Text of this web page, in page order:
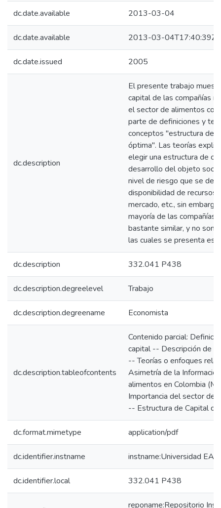
dc.date.available 2013-03-04
dc.date.available 2013-03-04T17:40:39Z
dc.date.issued 2005
dc.description
El presente trabajo
capital de las compañías
el sector de alimentos
parte de definiciones y
conceptos "estructura de
óptima". Las teorías
elegir una estructura de
desarrollo del objeto
nivel de riesgo que se
disponibilidad de recursos
mercado, etc., sin
mayoría de las compañías
bastante similar, y no son
las cuales se presenta
dc.description 332.041 P438
dc.description.degreelevel Trabajo
dc.description.degreename Economista
dc.description.tableofcontents
Contenido parcial:
capital -- Descripción de
-- Teorías o enfoques
Asimetría de la
alimentos en Colombia
Importancia del sector de
-- Estructura de Capital de
dc.format.mimetype application/pdf
dc.identifier.instname instname:Universidad
dc.identifier.local 332.041 P438
reponame:Repositorio